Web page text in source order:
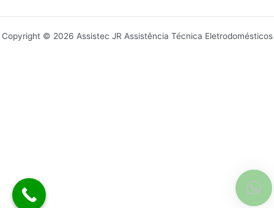
Copyright © 2026 Assistec JR Assistência Técnica Eletrodomésticos